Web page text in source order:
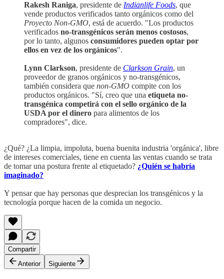
Rakesh Raniga, presidente de Indianlife Foods, que
vende productos verificados tanto orgánicos como del
Proyecto Non-GMO, está de acuerdo. "Los productos
verificados no-transgénicos serán menos costosos,
por lo tanto, algunos consumidores pueden optar por
ellos en vez de los orgánicos".
Lynn Clarkson, presidente de Clarkson Grain, un
proveedor de granos orgánicos y no-transgénicos,
también considera que non-GMO compite con los
productos orgánicos. "Sí, creo que una etiqueta no-
transgénica competirá con el sello orgánico de la
USDA por el dinero para alimentos de los
compradores", dice.
¿Qué? ¿La limpia, impoluta, buena buenita industria 'orgánica', libre
de intereses comerciales, tiene en cuenta las ventas cuando se trata
de tomar una postura frente al etiquetado? ¿Quién se habría
imaginado?
Y pensar que hay personas que desprecian los transgénicos y la
tecnología porque hacen de la comida un negocio.
Compartir
Anterior
Siguiente